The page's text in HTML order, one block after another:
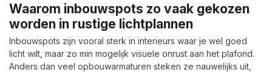
Waarom inbouwspots zo vaak gekozen
worden in rustige lichtplannen
Inbouwspots zijn vooral sterk in interieurs waar je wel goed
licht wilt, maar zo min mogelijk visuele onrust aan het plafond.
Anders dan veel opbouwarmaturen steken ze nauwelijks uit,